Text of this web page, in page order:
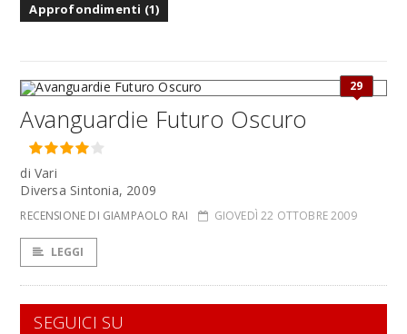
Approfondimenti (1)
29
Avanguardie Futuro Oscuro
di Vari
Diversa Sintonia, 2009
RECENSIONE DI GIAMPAOLO RAI GIOVEDÌ 22 OTTOBRE 2009
LEGGI
SEGUICI SU